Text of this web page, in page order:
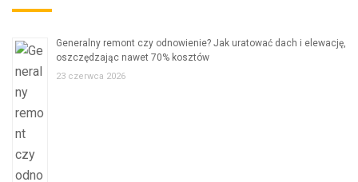
Generalny remont czy odnowienie? Jak uratować dach i elewację,
oszczędzając nawet 70% kosztów
23 czerwca 2026